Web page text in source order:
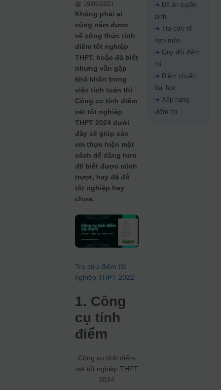
19/05/2021
Không phải ai
cũng nắm được
về công thức tính
điểm tốt nghiệp
THPT, hoặc đã biết
nhưng vẫn gặp
khó khăn trong
việc tính toán thì
Công cụ tính điểm
xét tốt nghiệp
THPT 2024 dưới
đây sẽ giúp các
em thực hiện một
cách dễ dàng hơn
để biết được mình
trượt, hay đã đỗ
tốt nghiệp hay
chưa.
Tra cứu điểm tốt
nghiệp THPT 2022
1. Công
cụ tính
điểm
Công cụ tính điểm
xét tốt nghiệp THPT
2024
➜ Đề án tuyển
sinh
➜ Tra cứu tổ
hợp môn
➜ Quy đổi điểm
thi
➜ Điểm chuẩn
Đại học
➜ Xếp hạng
điểm thi